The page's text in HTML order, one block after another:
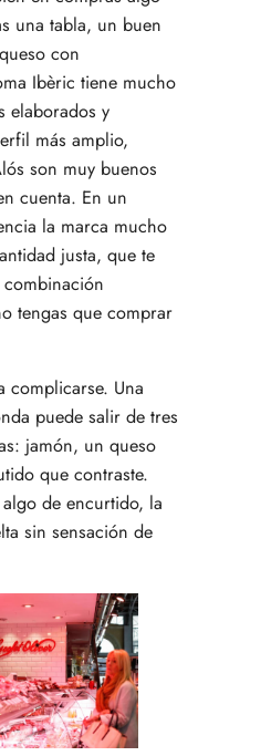
una tabla, un buen
con
Ibèric tiene mucho
elaborados y
más amplio,
son muy buenos
cuenta. En un
la marca mucho
justa, que te
tengas que comprar
complicarse. Una
puede salir de tres
jamón, un queso
que contraste.
de encurtido, la
sin sensación de